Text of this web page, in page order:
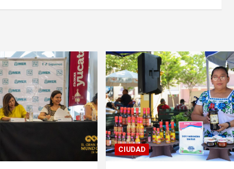
CIUDAD